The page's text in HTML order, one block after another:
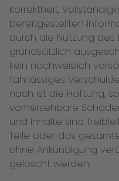
Korrektheit,
bereitgestellten
durch die Nutzung
grundsätzlich
kein nachweislich
fahrlässiges
nach ist die Haftung,
vorhersehbare
und Inhalte sind
Teile oder das
ohne Ankündigung
gelöscht werden.